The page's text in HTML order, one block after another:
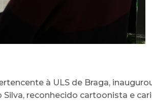
à ULS de Braga,
reconhecido cartoonista e